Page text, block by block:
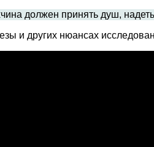
должен принять душ,
и других нюансах